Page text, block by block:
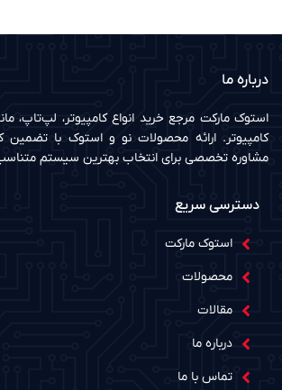
درباره ما
استوک مارکت مرجع خرید انواع کامپیوتر، لپ‌تاپ،
کامپیوتر. ارائه محصولات نو و استوک با تضمین
مشاوره تخصصی برای انتخاب بهترین سیستم متناسب
دسترسی سریع
استوک مارکت
محصولات
مقالات
درباره ما
تماس با ما